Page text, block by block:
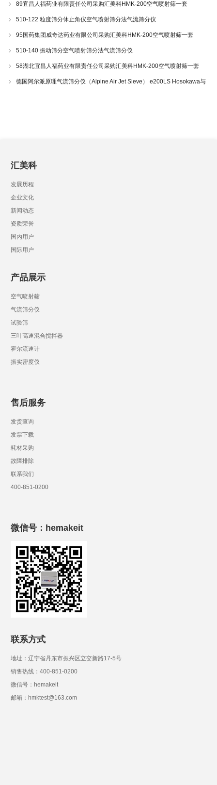
89宜昌人福药业有限责任公司采购汇美科HMK-200空气喷射筛一套
510-122 粒度筛分休止角仪空气喷射筛分法气流筛分仪
95国药集团威奇达药业有限公司采购汇美科HMK-200空气喷射筛一套
510-140 振动筛分空气喷射筛分法气流筛分仪
58湖北宜昌人福药业有限责任公司采购汇美科HMK-200空气喷射筛一套
德国阿尔派原理气流筛分仪（Alpine Air Jet Sieve） e200LS Hosokawa与
汇美科
发展历程
企业文化
新闻动态
资质荣誉
国内用户
国际用户
产品展示
空气喷射筛
气流筛分仪
试验筛
三叶高速混合搅拌器
霍尔流速计
振实密度仪
售后服务
发货查询
发票下载
耗材采购
故障排除
联系我们
400-851-0200
微信号：hemakeit
联系方式
地址：辽宁省丹东市振兴区立交新路17-5号
销售热线：400-851-0200
微信号：hemakeit
邮箱：hmktest@163.com